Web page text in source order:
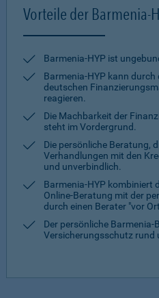
Vorteile der Barmenia-
Barmenia-HYP ist
Barmenia-HYP kann
deutschen
reagieren.
Die Machbarkeit der
steht im Vordergrund.
Die persönliche Beratung,
Verhandlungen mit den
und unverbindlich.
Barmenia-HYP kombiniert
Online-Beratung mit der
durch einen Berater "vor
Der persönliche
Versicherungsschutz rund